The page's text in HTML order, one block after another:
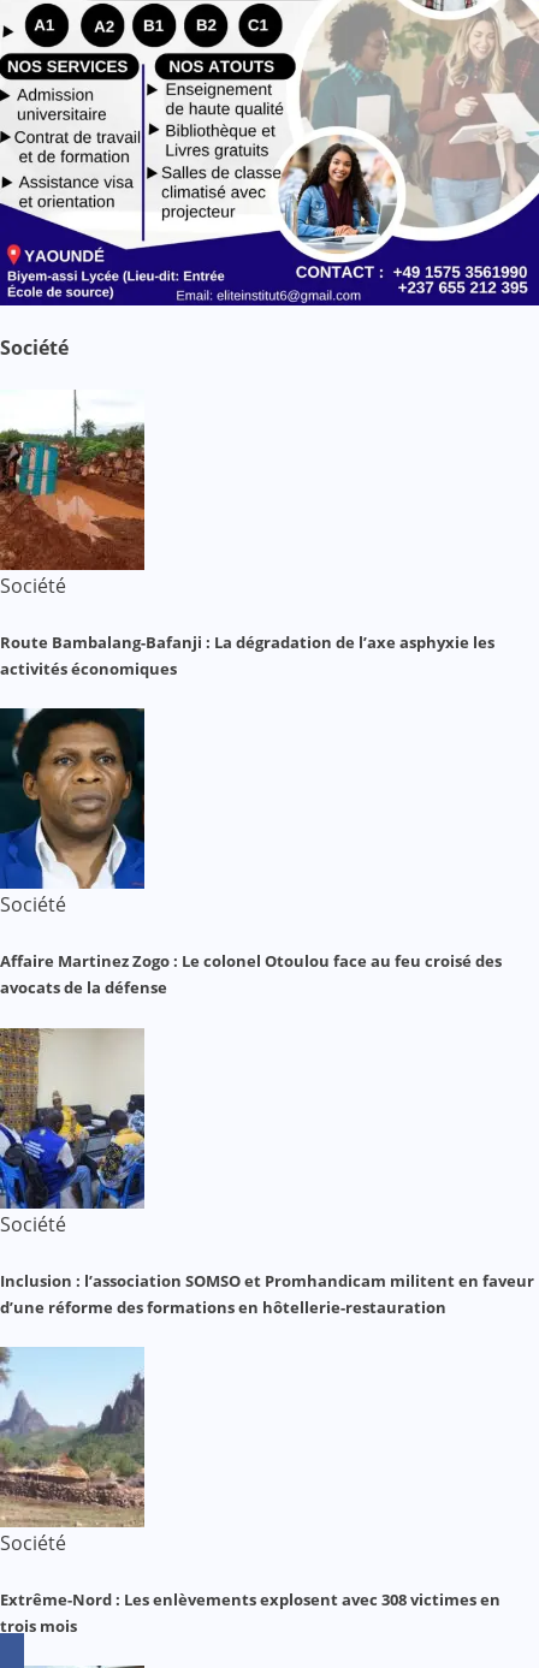
Société
Société
Route Bambalang-Bafanji : La dégradation de l’axe asphyxie les
activités économiques
Société
Affaire Martinez Zogo : Le colonel Otoulou face au feu croisé des
avocats de la défense
Société
Inclusion : l’association SOMSO et Promhandicam militent en faveur
d’une réforme des formations en hôtellerie-restauration
Société
Extrême-Nord : Les enlèvements explosent avec 308 victimes en
trois mois